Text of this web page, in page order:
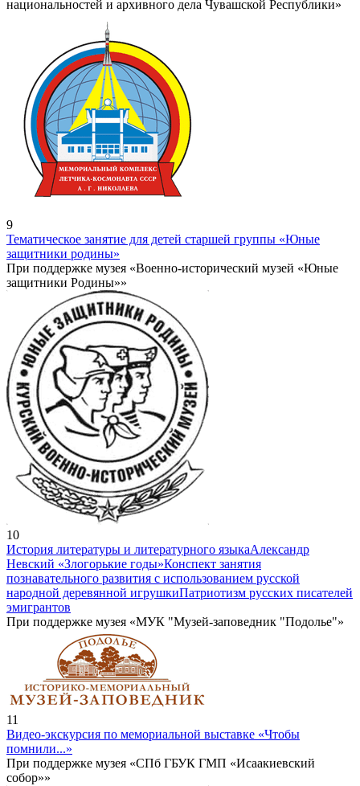
национальностей и архивного дела Чувашской Республики»
9
Тематическое занятие для детей старшей группы «Юные
защитники родины»
При поддержке музея «Военно-исторический музей «Юные
защитники Родины»»
10
История литературы и литературного языкаАлександр
Невский «Злогорькие годы»Конспект занятия
познавательного развития с использованием русской
народной деревянной игрушкиПатриотизм русских писателей
эмигрантов
При поддержке музея «МУК "Музей-заповедник "Подолье"»
11
Видео-экскурсия по мемориальной выставке «Чтобы
помнили...»
При поддержке музея «СПб ГБУК ГМП «Исаакиевский
собор»»